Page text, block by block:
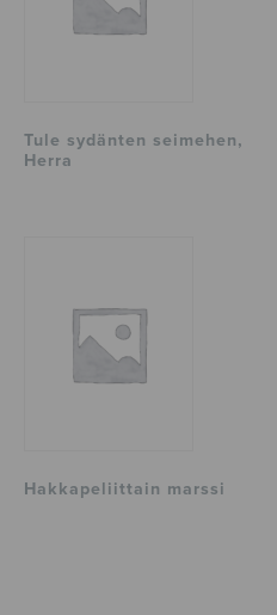
Tule sydänten seimehen,
Herra
Hakkapeliittain marssi